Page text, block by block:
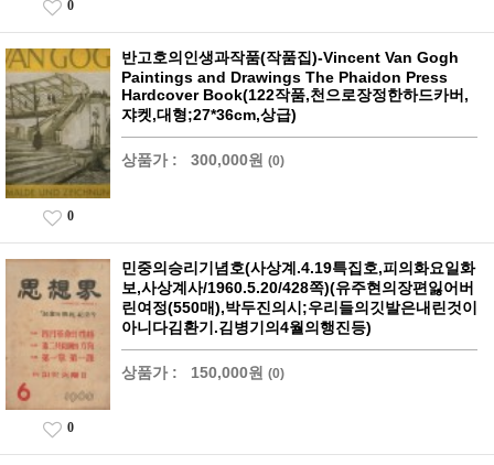
0
반고호의인생과작품(작품집)-Vincent Van Gogh
Paintings and Drawings The Phaidon Press
Hardcover Book(122작품,천으로장정한하드카버,
쟈켓,대형;27*36cm,상급)
상품가 : 300,000원 (0)
0
민중의승리기념호(사상계.4.19특집호,피의화요일화
보,사상계사/1960.5.20/428쪽)(유주현의장편잃어버
린여정(550매),박두진의시;우리들의깃발은내린것이
아니다김환기.김병기의4월의행진등)
상품가 : 150,000원 (0)
0